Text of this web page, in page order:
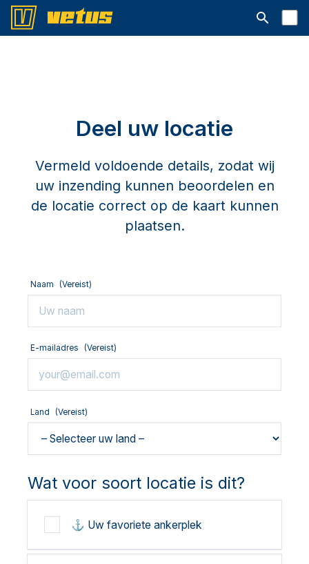
Open
Deel uw locatie
Vermeld voldoende details, zodat wij
uw inzending kunnen beoordelen en
de locatie correct op de kaart kunnen
plaatsen.
Naam (Vereist)
E-mailadres (Vereist)
Land (Vereist)
Wat voor soort locatie is dit?
⚓ Uw favoriete ankerplek